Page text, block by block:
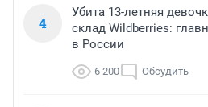
4
Убита 13-летняя
склад Wildberries:
в России
6 200 Обсудить